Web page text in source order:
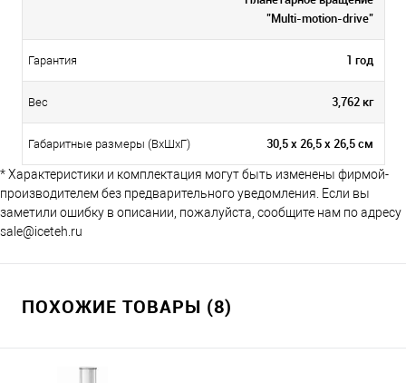
"Multi-motion-drive"
Гарантия 1 год
Вес 3,762 кг
Габаритные размеры (ВхШхГ) 30,5 х 26,5 x 26,5 см
* Характеристики и комплектация могут быть изменены фирмой-
производителем без предварительного уведомления. Если вы
заметили ошибку в описании, пожалуйста, сообщите нам по адресу
sale@iceteh.ru
ПОХОЖИЕ ТОВАРЫ (8)